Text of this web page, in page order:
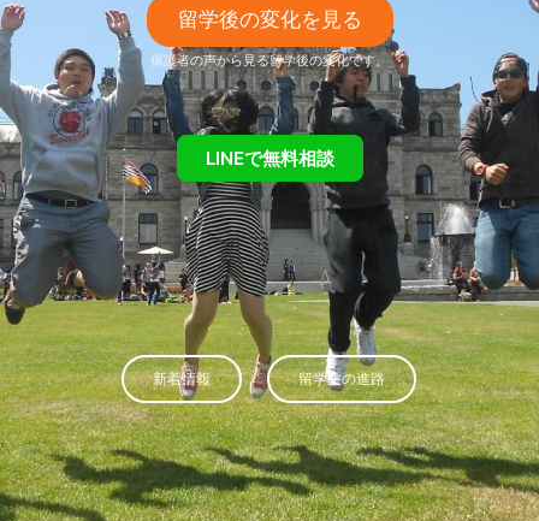
留学後の変化を見る
保護者の声から見る留学後の変化です。
LINEで無料相談
新着情報 留学生の進路